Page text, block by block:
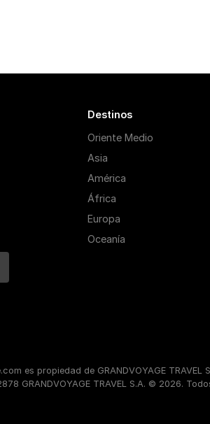
Destinos
Oriente Medio
Asia
América
África
Europa
Oceanía
es propiedad de GRANDVOYAGE TRAVEL
GRANDVOYAGE TRAVEL S.A. © 2026.